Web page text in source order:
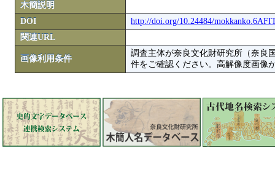
木簡説明
DOI
http://doi.org/10.24484/
関連URL
画像利用条件
調査主体が奈良文化財研究所（奈良
件をご確認ください。高解像度画像